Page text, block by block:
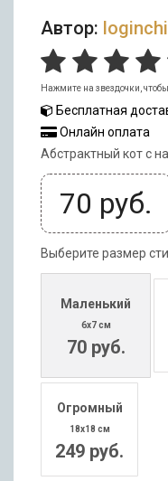
Автор:
Нажмите на звездочки,
Бесплатная
Онлайн оплата
Абстрактный кот с
70 руб.
Выберите размер
Маленький
6x7 см
70 руб.
Огромный
18x18 см
249 руб.